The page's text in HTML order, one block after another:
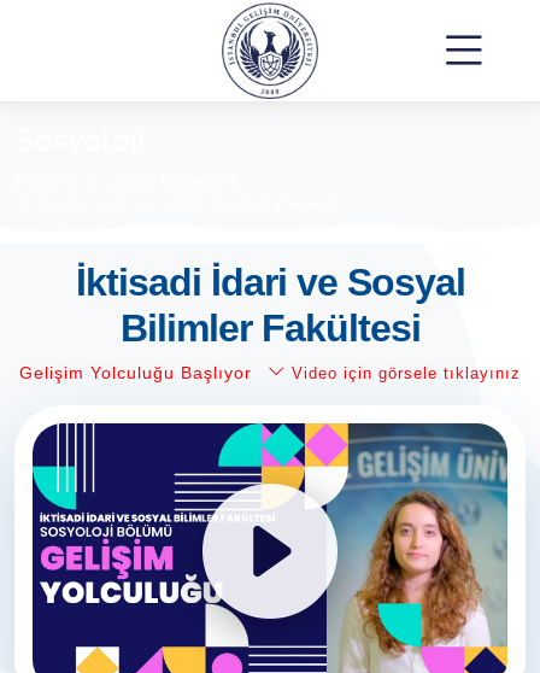
İktisadi İdari ve Sosyal
Bilimler Fakültesi
Gelişim Yolculuğu Başlıyor Video için görsele tıklayınız